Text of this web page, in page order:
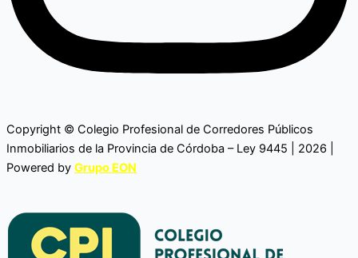
Copyright © Colegio Profesional de Corredores Públicos
Inmobiliarios de la Provincia de Córdoba – Ley 9445 | 2026 |
Powered by Grupo EON